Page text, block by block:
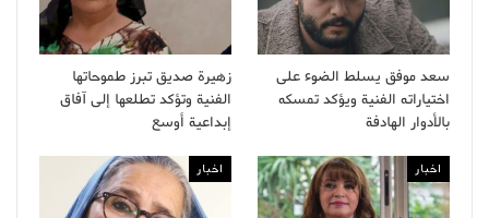
سعد موفق يسلط الضوء على
اختياراته الفنية ويؤكد تمسكه
بالأدوار الهادفة
زهيرة صديق تبرز طموحاتها
الفنية وتؤكد تطلعها إلى آفاق
إبداعية أوسع
اخبار اخبار